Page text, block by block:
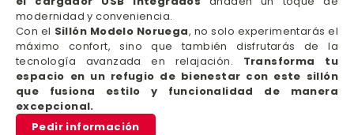
modernidad y conveniencia.
Con el Sillón Modelo Noruega, no solo experimentarás el
máximo confort, sino que también disfrutarás de la
tecnología avanzada en relajación. Transforma tu
espacio en un refugio de bienestar con este sillón
que fusiona estilo y funcionalidad de manera
excepcional.
Pedir información